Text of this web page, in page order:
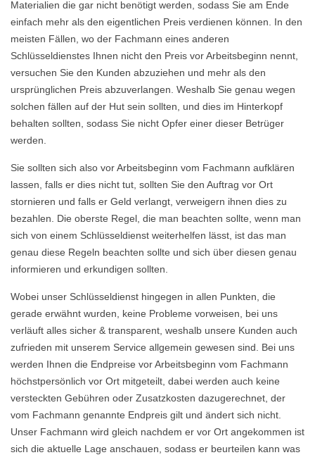
Materialien die gar nicht benötigt werden, sodass Sie am Ende
einfach mehr als den eigentlichen Preis verdienen können. In den
meisten Fällen, wo der Fachmann eines anderen
Schlüsseldienstes Ihnen nicht den Preis vor Arbeitsbeginn nennt,
versuchen Sie den Kunden abzuziehen und mehr als den
ursprünglichen Preis abzuverlangen. Weshalb Sie genau wegen
solchen fällen auf der Hut sein sollten, und dies im Hinterkopf
behalten sollten, sodass Sie nicht Opfer einer dieser Betrüger
werden.
Sie sollten sich also vor Arbeitsbeginn vom Fachmann aufklären
lassen, falls er dies nicht tut, sollten Sie den Auftrag vor Ort
stornieren und falls er Geld verlangt, verweigern ihnen dies zu
bezahlen. Die oberste Regel, die man beachten sollte, wenn man
sich von einem Schlüsseldienst weiterhelfen lässt, ist das man
genau diese Regeln beachten sollte und sich über diesen genau
informieren und erkundigen sollten.
Wobei unser Schlüsseldienst hingegen in allen Punkten, die
gerade erwähnt wurden, keine Probleme vorweisen, bei uns
verläuft alles sicher & transparent, weshalb unsere Kunden auch
zufrieden mit unserem Service allgemein gewesen sind. Bei uns
werden Ihnen die Endpreise vor Arbeitsbeginn vom Fachmann
höchstpersönlich vor Ort mitgeteilt, dabei werden auch keine
versteckten Gebühren oder Zusatzkosten dazugerechnet, der
vom Fachmann genannte Endpreis gilt und ändert sich nicht.
Unser Fachmann wird gleich nachdem er vor Ort angekommen ist
sich die aktuelle Lage anschauen, sodass er beurteilen kann was